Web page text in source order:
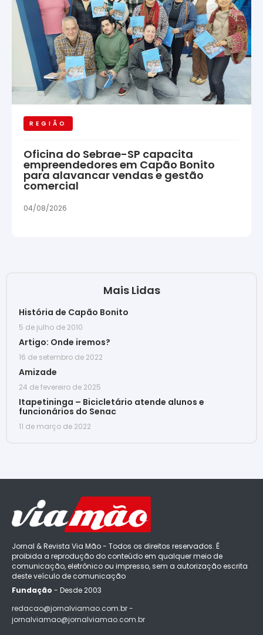
REGIÃO
Oficina do Sebrae-SP capacita
empreendedores em Capão Bonito
para alavancar vendas e gestão
comercial
04/08/2026
Mais Lidas
História de Capão Bonito
5 de julho de 2010
Artigo: Onde iremos?
16 de setembro de 2022
Amizade
24 de fevereiro de 2025
Itapetininga – Bicicletário atende alunos e
funcionários do Senac
11 de março de 2022
Jornal & Revista Via Mão - Todos os direitos reservados. É
proibida a reprodução do conteúdo em qualquer meio de
comunicação, eletrônico ou impresso, sem a autorização escrita
deste veículo de comunicação
Fundação - Desde 2003
redacao@jornalviamao.com.br -
jornalviamao@jornalviamao.com.br